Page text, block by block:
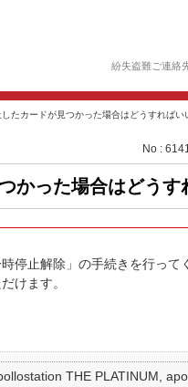
紛失盗難ご連絡
たカードが見つかった場合はどうすればい
No :
かった場合はどうす
停止解除」の手続きを行って
けます。
THE PLATINUM,